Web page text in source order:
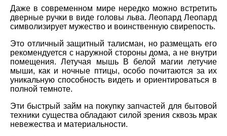
Даже в современном мире нередко можно встретить
дверные ручки в виде головы льва. Леопард Леопард
символизирует мужество и воинственную свирепость.
Это отличный защитный талисман, но размещать его
рекомендуется с наружной стороны дома, а не внутри
помещения. Летучая мышь В белой магии летучие
мыши, как и ночные птицы, особо почитаются за их
уникальную способность видеть и ориентироваться в
полной темноте.
Эти быстрый займ на покупку запчастей для бытовой
техники существа обладают силой зрения сквозь мрак
невежества и материальности.